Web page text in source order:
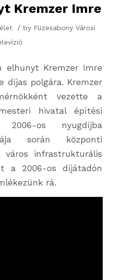
Kremzer Imre
/ by Füzesabony Városi
elhunyt Kremzer Imre
díjas polgára. Kremzer
vezette a
hivatal építési
2006-os nyugdíjba
során központi
infrastrukturális
a 2006-os díjátadón
rá.